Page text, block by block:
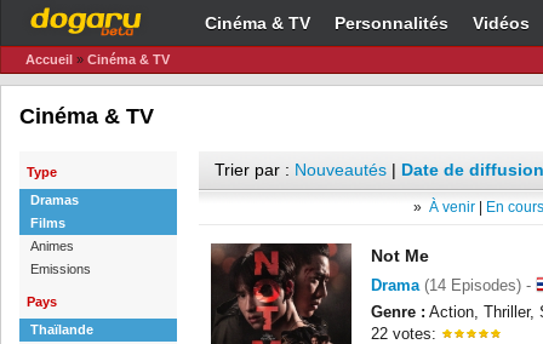
Cinéma & TV Personnalités Vidéos
Accueil » Cinéma & TV
Cinéma & TV
Type
Dramas
Films
Animes
Emissions
Pays
Thaïlande
Trier par : Nouveautés | Date de
» À venir En
Not Me
Drama(14 Episodes) -
Genre : Action, Thriller,
22 votes: